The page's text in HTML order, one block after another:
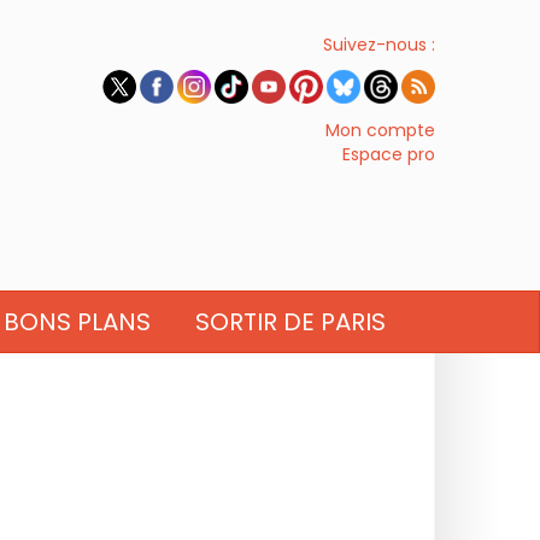
Suivez-nous :
Mon compte
Espace pro
BONS PLANS SORTIR DE PARIS